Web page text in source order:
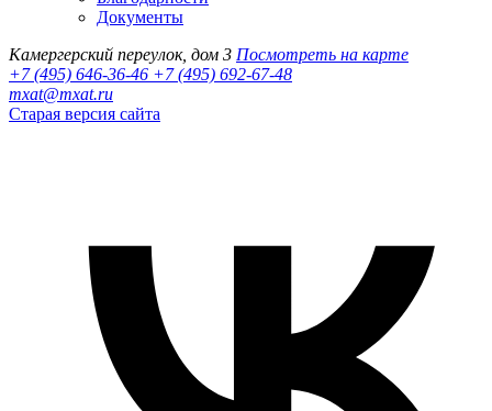
Документы
Камергерский переулок, дом 3 Посмотреть на карте
+7 (495) 646-36-46 +7 (495) 692-67-48‬
mxat@mxat.ru
Старая версия сайта